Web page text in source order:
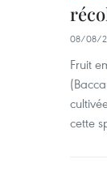
08/08/
Fruit
cette